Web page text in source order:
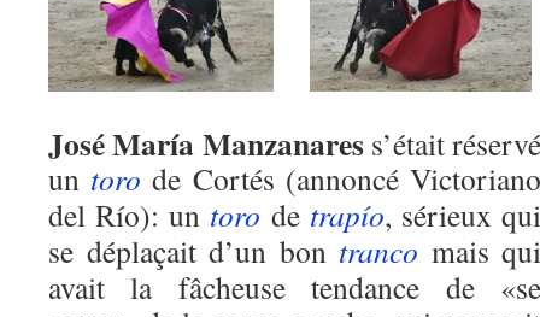
José María Manzanaress’était réservé
un toro de Cortés (annoncé
del Río): un toro de trapío, sérieux
se déplaçait d’un bon tranco mais qui
avait la fâcheuse tendance de «se